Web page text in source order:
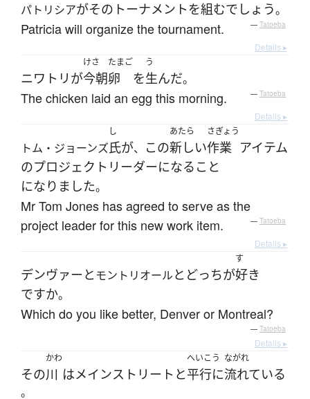
パトリシアがその トーナメント を組むでしょう。
Patricia will organize the tournament. — Tatoeba
Details ▸
ニワトリ が
けさ
今朝
たまご
卵 を
う
生んだ。
The chicken laid an egg this morning. — Tatoeba
Details ▸
トム・ジョーンズ
し
氏が、 この
あたら
新しい
さぎょう
作業 アイテム
のプロジェクトリーダーになる こと
になりました。
Mr Tom Jones has agreed to serve as the
project leader for this new work item.
— Tatoeba
Details ▸
デンヴァーとモントリオールと どっちが
す
好き
ですか。
Which do you like better, Denver or Montreal?
— Tatoeba
Details ▸
その
かわ
川 はメインストリート と
へいこう
平行に
ながれ
流れている
。